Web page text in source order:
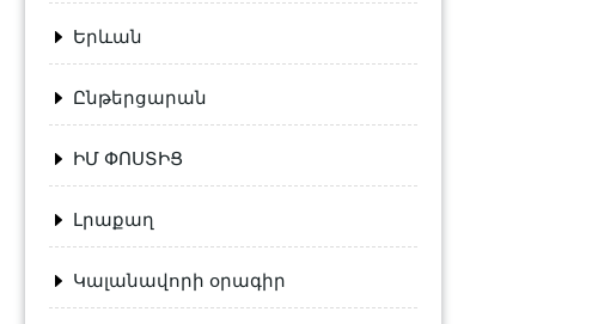
Երևան
Ընթերցարան
ԻՄ ՓՈՍՏԻՑ
Լրաքաղ
Կալանավորի օրագիր